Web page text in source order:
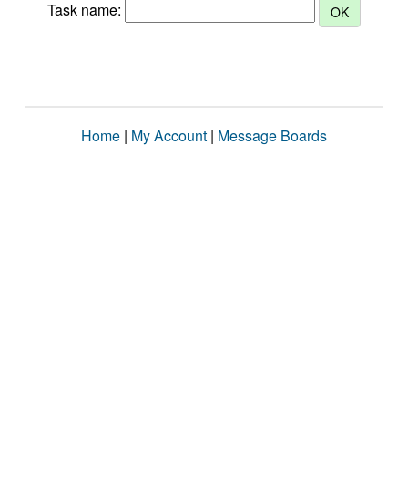
Task name:
Home | My Account | Message Boards